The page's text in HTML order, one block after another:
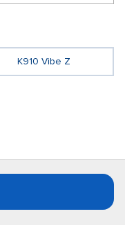
K910 Vibe Z